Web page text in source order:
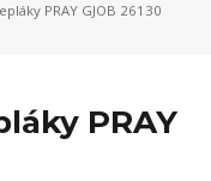
PRAY GJOB 26130
PRAY